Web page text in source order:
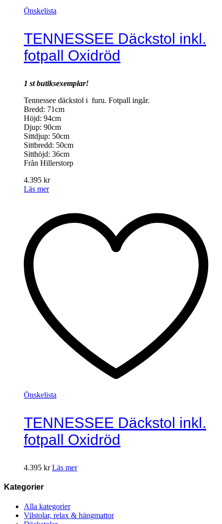
Önskelista
TENNESSEE Däckstol inkl.
fotpall Oxidröd
1 st butiksexemplar!
Tennessee däckstol i furu. Fotpall ingår.
Bredd: 71cm
Höjd: 94cm
Djup: 90cm
Sittdjup: 50cm
Sittbredd: 50cm
Sitthöjd: 36cm
Från Hillerstorp
4.395 kr
Läs mer
Önskelista
TENNESSEE Däckstol inkl.
fotpall Oxidröd
4.395 kr Läs mer
Kategorier
Alla kategorier
Vilstolar, relax & hängmattor